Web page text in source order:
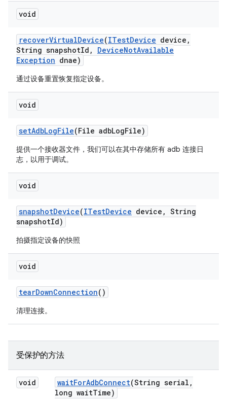
void
recoverVirtualDevice(ITestDevice device ,
String snapshotId , DeviceNotAvailable
Exception dnae)
通过设备重置恢复指定设备。
void
setAdbLogFile(File adbLogFile)
提供一个接收器文件，我们可以在其中存储所有 adb 连接日
志，以用于调试。
void
snapshotDevice(ITestDevice device , String
snapshotId)
拍摄指定设备的快照
void
tearDownConnection()
清理连接。
受保护的方法
void waitForAdbConnect(String serial ,
long waitTime)